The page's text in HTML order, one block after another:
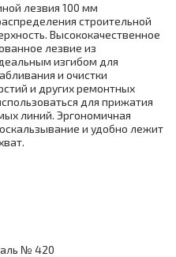
лезвия 100 мм
строительной
Высококачественное
лезвие из
изгибом для
и очистки
и других ремонтных
для прижатия
линий. Эргономичная
и удобно лежит
№ 420